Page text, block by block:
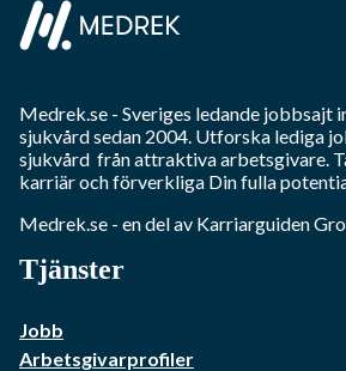
Medrek.se - Sveriges ledande jobbsajt
sjukvårdsedan 2004. Utforska lediga
sjukvård från attraktiva arbetsgivare.
karriär och förverkliga Din fulla
Medrek.se - en del av Karriarguiden
Tjänster
Jobb
Arbetsgivarprofiler